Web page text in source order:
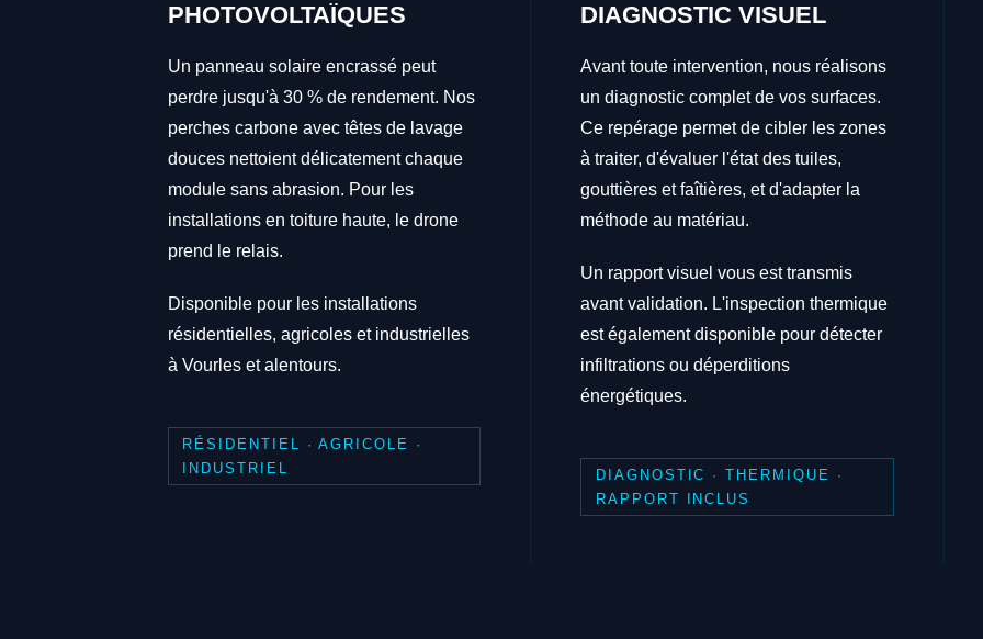
PHOTOVOLTAÏQUES
Un panneau solaire encrassé peut
perdre jusqu'à 30 % de rendement. Nos
perches carbone avec têtes de lavage
douces nettoient délicatement chaque
module sans abrasion. Pour les
installations en toiture haute, le drone
prend le relais.
Disponible pour les installations
résidentielles, agricoles et industrielles
à Vourles et alentours.
RÉSIDENTIEL · AGRICOLE ·
INDUSTRIEL
DIAGNOSTIC VISUEL
Avant toute intervention, nous réalisons
un diagnostic complet de vos surfaces.
Ce repérage permet de cibler les zones
à traiter, d'évaluer l'état des tuiles,
gouttières et faîtières, et d'adapter la
méthode au matériau.
Un rapport visuel vous est transmis
avant validation. L'inspection thermique
est également disponible pour détecter
infiltrations ou déperditions
énergétiques.
DIAGNOSTIC · THERMIQUE ·
RAPPORT INCLUS